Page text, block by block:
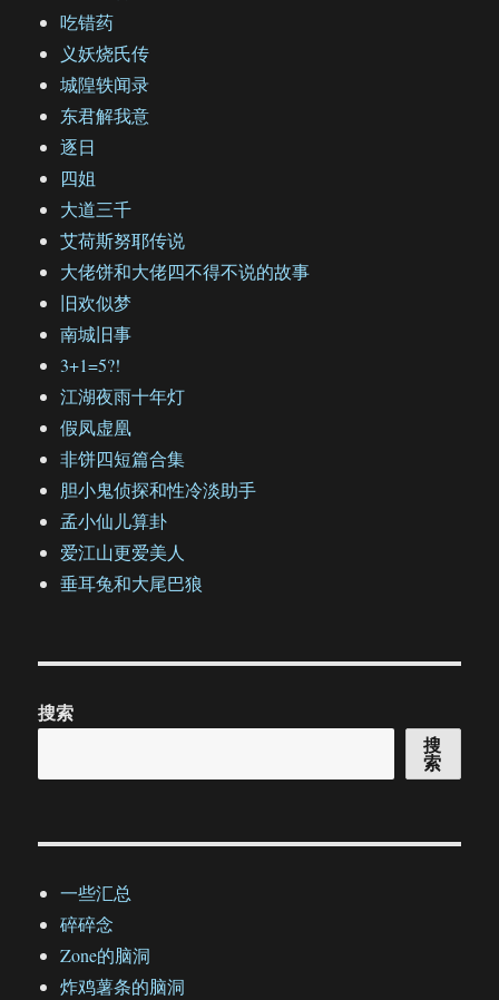
吃错药
义妖烧氏传
城隍轶闻录
东君解我意
逐日
四姐
大道三千
艾荷斯努耶传说
大佬饼和大佬四不得不说的故事
旧欢似梦
南城旧事
3+1=5?!
江湖夜雨十年灯
假凤虚凰
非饼四短篇合集
胆小鬼侦探和性冷淡助手
孟小仙儿算卦
爱江山更爱美人
垂耳兔和大尾巴狼
搜索
搜
索
一些汇总
碎碎念
Zone的脑洞
炸鸡薯条的脑洞